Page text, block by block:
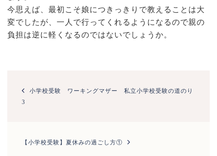
今思えば、最初こそ娘につきっきりで教えることは大
変でしたが、一人で行ってくれるようになるので親の
負担は逆に軽くなるのではないでしょうか。
小学校受験 ワーキングマザー 私立小学校受験の道のり
3
【小学校受験】夏休みの過ごし方①